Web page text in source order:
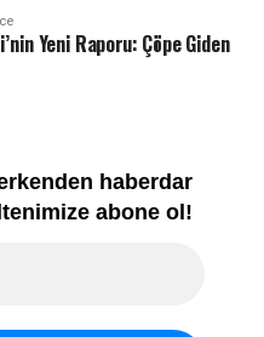
Yeni Raporu: Çöpe Giden
haberdar
abone ol!